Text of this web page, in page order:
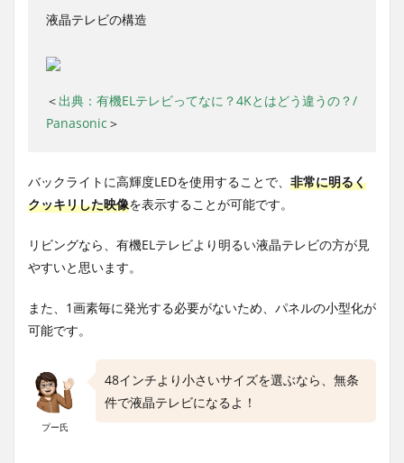
液晶テレビの構造
＜ 出典：有機ELテレビってなに？4Kとはどう違うの？/
Panasonic ＞
バックライトに高輝度LEDを使用することで、 非常に明るく
クッキリした映像を表示することが可能です。
リビングなら、有機ELテレビより明るい液晶テレビの方が見
やすいと思います。
また、1画素毎に発光する必要がないため、パネルの小型化が
可能です。
プー氏
48インチより小さいサイズを選ぶなら、無条
件で液晶テレビになるよ！